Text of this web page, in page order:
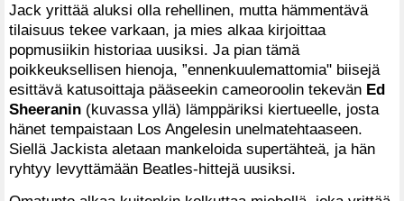
Jack yrittää aluksi olla rehellinen, mutta hämmentävä
tilaisuus tekee varkaan, ja mies alkaa kirjoittaa
popmusiikin historiaa uusiksi. Ja pian tämä
poikkeuksellisen hienoja, ”ennenkuulemattomia" biisejä
esittävä katusoittaja pääseekin cameoroolin tekevän Ed
Sheeranin (kuvassa yllä) lämppäriksi kiertueelle, josta
hänet tempaistaan Los Angelesin unelmatehtaaseen.
Siellä Jackista aletaan mankeloida supertähteä, ja hän
ryhtyy levyttämään Beatles-hittejä uusiksi.